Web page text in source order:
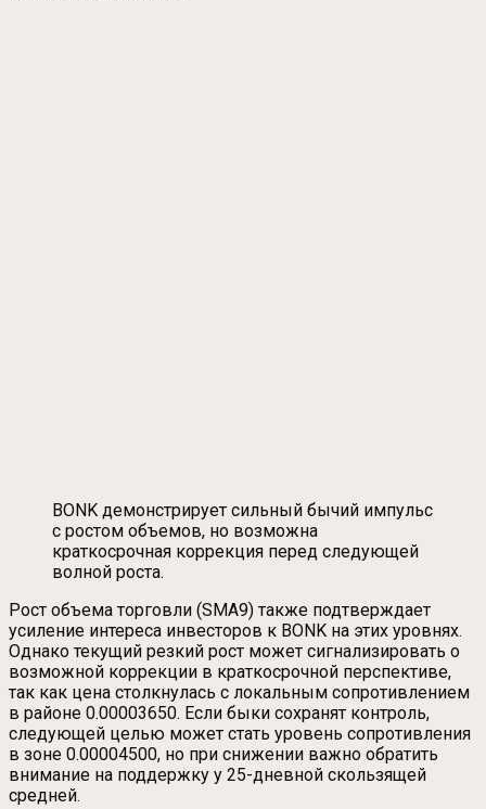
BONK демонстрирует сильный бычий импульс
с ростом объемов, но возможна
краткосрочная коррекция перед следующей
волной роста.
Рост объема торговли (SMA9) также подтверждает
усиление интереса инвесторов к BONK на этих уровнях.
Однако текущий резкий рост может сигнализировать о
возможной коррекции в краткосрочной перспективе,
так как цена столкнулась с локальным сопротивлением
в районе 0.00003650. Если быки сохранят контроль,
следующей целью может стать уровень сопротивления
в зоне 0.00004500, но при снижении важно обратить
внимание на поддержку у 25-дневной скользящей
средней.